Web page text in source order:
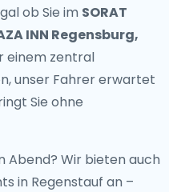
ob Sie im SORAT
INN Regensburg,
einem zentral
unser Fahrer erwartet
Sie ohne
Abend? Wir bieten auch
in Regenstauf an –